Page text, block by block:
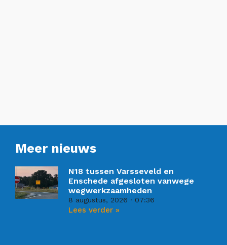
Meer nieuws
N18 tussen Varsseveld en
Enschede afgesloten vanwege
wegwerkzaamheden
8 augustus, 2026 07:36
Lees verder »